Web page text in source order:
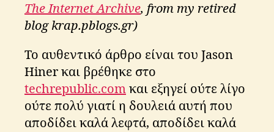
ti
The Internet Archive, from my retired
blog krap.pblogs.gr)
Το αυθεντικό άρθρο είναι του Jason
Hiner και βρέθηκε στο
techrepublic.com και εξηγεί ούτε λίγο
ούτε πολύ γιατί η δουλειά αυτή που
αποδίδει καλά λεφτά, αποδίδει καλά